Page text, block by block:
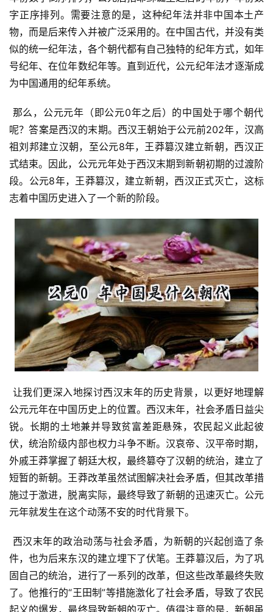
字正序排列。需要注意的是，这种纪年法并非中国本土产
物，而是后来传入并被广泛采用的。在中国古代，并没有类
似的统一纪年法，各个朝代都有自己独特的纪年方式，如年
号纪年、在位年数纪年等。直到近代，公元纪年法才逐渐成
为中国通用的纪年系统。
呢？答案是西汉的末期。西汉王朝始于公元前202年，汉高
祖刘邦建立汉朝，至公元8年，王莽篡汉建立新朝，西汉正
式结束。因此，公元元年处于西汉末期到新朝初期的过渡阶
段。公元8年，王莽篡汉，建立新朝，西汉正式灭亡，这标
志着中国历史进入了一个新的阶段。
公元元年在中国历史上的位置。西汉末年，社会矛盾日益尖
锐。长期的土地兼并导致贫富差距悬殊，农民起义此起彼
伏，统治阶级内部也权力斗争不断。汉哀帝、汉平帝时期，
外戚王莽掌握了朝廷大权，最终篡夺了汉朝的统治，建立了
短暂的新朝。王莽改革虽然试图解决社会矛盾，但其改革措
施过于激进，脱离实际，最终导致了新朝的迅速灭亡。公元
元年就发生在这个动荡不安的时代背景下。
件，也为后来东汉的建立埋下了伏笔。王莽篡汉后，为了巩
固自己的统治，进行了一系列的改革，但这些改革最终失败
了。他推行的“王田制”等措施激化了社会矛盾，导致了农民